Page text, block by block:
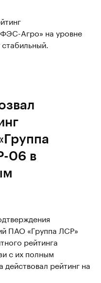
Агро» на уровне
06 в
ПАО «Группа ЛСР»
рейтинга
с их полным
рейтинг на